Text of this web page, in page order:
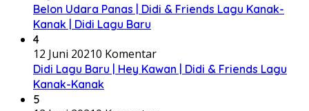
Belon Udara Panas | Didi & Friends Lagu Kanak-
Kanak | Didi Lagu Baru
4
12 Juni 20210 Komentar
Didi Lagu Baru | Hey Kawan | Didi & Friends Lagu
Kanak-Kanak
5